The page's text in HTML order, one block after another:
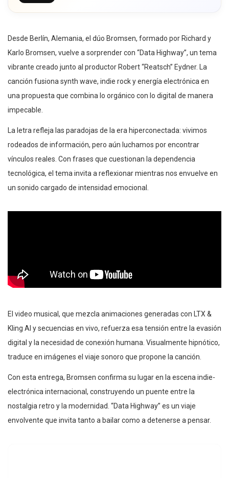
Desde Berlín, Alemania, el dúo Bromsen, formado por Richard y
Karlo Bromsen, vuelve a sorprender con “Data Highway”, un tema
vibrante creado junto al productor Robert “Reatsch” Eydner. La
canción fusiona synth wave, indie rock y energía electrónica en
una propuesta que combina lo orgánico con lo digital de manera
impecable.
La letra refleja las paradojas de la era hiperconectada: vivimos
rodeados de información, pero aún luchamos por encontrar
vínculos reales. Con frases que cuestionan la dependencia
tecnológica, el tema invita a reflexionar mientras nos envuelve en
un sonido cargado de intensidad emocional.
El video musical, que mezcla animaciones generadas con LTX &
Kling AI y secuencias en vivo, refuerza esa tensión entre la evasión
digital y la necesidad de conexión humana. Visualmente hipnótico,
traduce en imágenes el viaje sonoro que propone la canción.
Con esta entrega, Bromsen confirma su lugar en la escena indie-
electrónica internacional, construyendo un puente entre la
nostalgia retro y la modernidad. “Data Highway” es un viaje
envolvente que invita tanto a bailar como a detenerse a pensar.